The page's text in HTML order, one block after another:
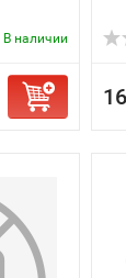
В наличии